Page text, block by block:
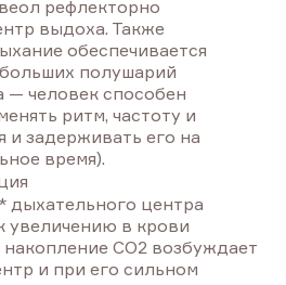
рефлекторно
выдоха. Также
обеспечивается
полушарий
— человек способен
ритм, частоту и
и задерживать его на
время).
дыхательного центра
увеличению в крови
накопление СО2 возбуждает
и при его сильном